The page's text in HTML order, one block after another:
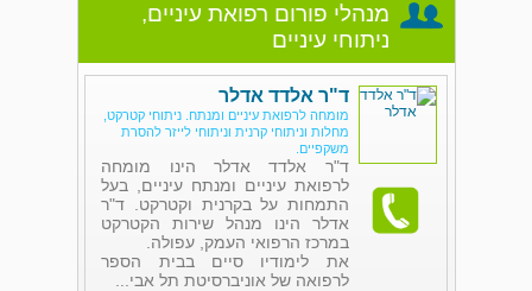
מנהלי פורום רפואת עיניים,
ניתוחי עיניים
ד"ר אלדד אדלר
מומחה לרפואת עיניים ומנתח. ניתוחי קטרקט,
מחלות וניתוחי קרנית וניתוחי לייזר להסרת
משקפיים.
ד"ר אלדד אדלר הינו מומחה
לרפואת עיניים ומנתח עיניים, בעל
התמחות על בקרנית וקטרקט. ד"ר
אדלר הינו מנהל שירות הקטרקט
במרכז הרפואי העמק, עפולה.
את לימודיו סיים בבית הספר
לרפואה של אוניברסיטת תל אבי...